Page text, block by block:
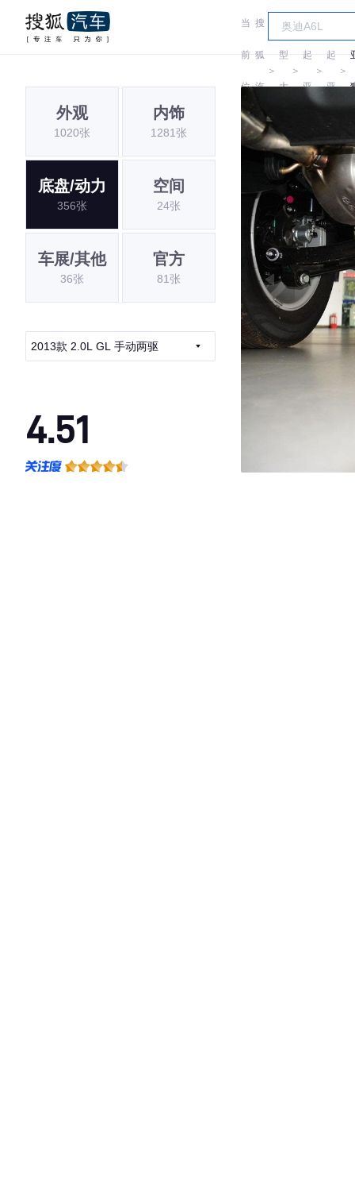
当
前
位
置:
搜
狐
汽
车
＞
车
型
大
＞
起
亚
＞
起
亚
＞
外观
1020张
内饰
1281张
底盘/动力
356张
空间
24张
车展/其他
36张
官方
81张
2013款 2.0L GL 手动两驱
4.51